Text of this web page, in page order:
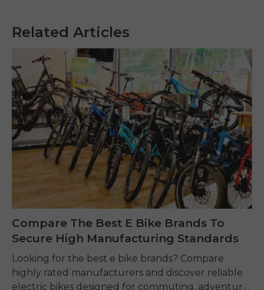
Related Articles
Compare The Best E Bike Brands To
Secure High Manufacturing Standards
Looking for the best e bike brands? Compare
highly rated manufacturers and discover reliable
electric bikes designed for commuting, adventure,